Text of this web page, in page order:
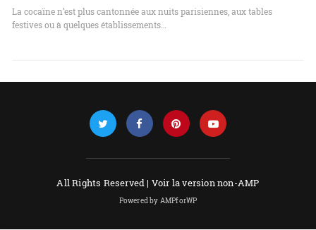
La cocaïne n’est plus cantonnée aux nuits parisiennes, aux tables
festives ou à quelques établissements…
All Rights Reserved | Voir la version non-AMP
Powered by AMPforWP